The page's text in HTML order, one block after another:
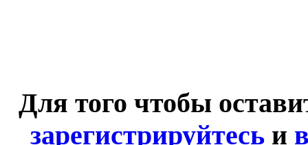
Для того чтобы
зарегистрируйтесь и